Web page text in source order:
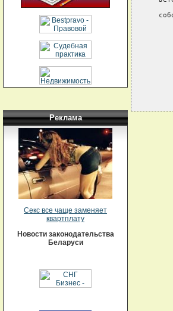
Реклама
Секс все чаще заменяет
квартплату
Новости законодательства
Беларуси